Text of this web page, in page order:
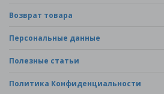
Возврат товара
Персональные данные
Полезные статьи
Политика Конфиденциальности